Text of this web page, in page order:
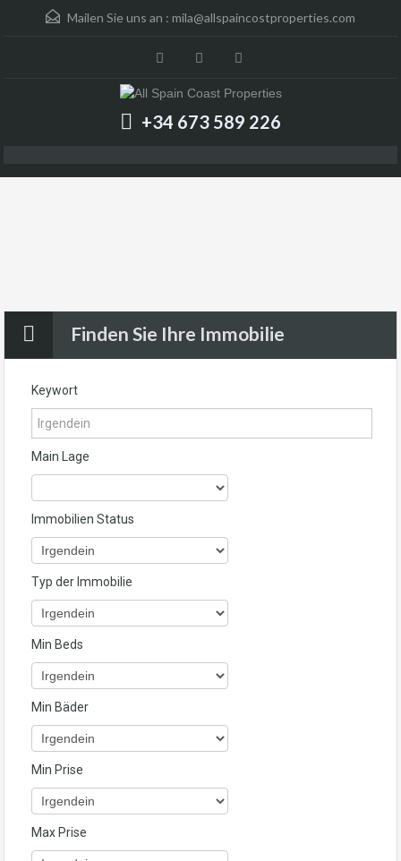
Mailen Sie uns an : mila@allspaincostproperties.com
+34 673 589 226
Finden Sie Ihre Immobilie
Keywort
Main Lage
Immobilien Status
Typ der Immobilie
Min Beds
Min Bäder
Min Prise
Max Prise